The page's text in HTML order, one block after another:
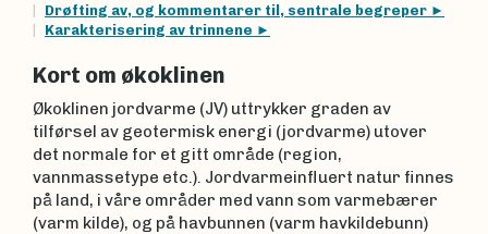
Drøfting av, og kommentarer til, sentrale begreper
Karakterisering av trinnene
Kort om økoklinen
Økoklinen jordvarme (JV) uttrykker graden av
tilførsel av geotermisk energi (jordvarme) utover
det normale for et gitt område (region,
vannmassetype etc.). Jordvarmeinfluert natur finnes
på land, i våre områder med vann som varmebærer
(varm kilde), og på havbunnen (varm havkildebunn)